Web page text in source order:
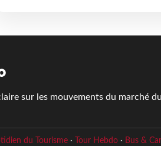
sur les mouvements du marché
du Tourisme· Tour Hebdo· Bus & Car